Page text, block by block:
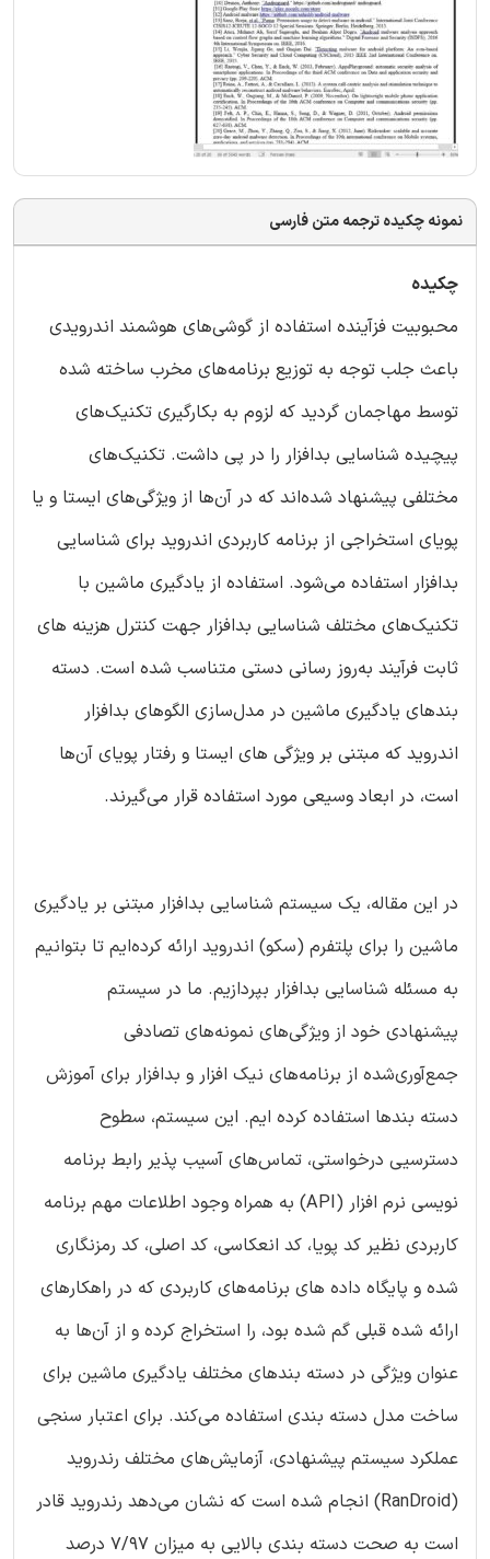
نمونه چکیده ترجمه متن فارسی
چکیده
محبوبیت فزآینده استفاده از گوشی‌های هوشمند اندرویدی
باعث جلب توجه به توزیع برنامه‌های مخرب ساخته شده
توسط مهاجمان گردید که لزوم به بکارگیری تکنیک‌های
پیچیده شناسایی بدافزار را در پی داشت. تکنیک‌های
مختلفی پیشنهاد شده‌اند که در آن‌ها از ویژگی‌های ایستا و یا
پویای استخراجی از برنامه کاربردی اندروید برای شناسایی
بدافزار استفاده می‌شود. استفاده از یادگیری ماشین با
تکنیک‌های مختلف شناسایی بدافزار جهت کنترل هزینه های
ثابت فرآیند به‌روز رسانی دستی متناسب شده ‌است. دسته
بند‌های یادگیری ماشین در مدل‌سازی الگوهای بدافزار
اندروید که مبتنی بر ویژگی های ایستا و رفتار پویای آن‌ها
است، در ابعاد وسیعی مورد استفاده قرار می‌گیرند.
در این مقاله، یک سیستم شناسایی بدافزار مبتنی بر یادگیری
ماشین را برای پلتفرم (سکو) اندروید ارائه کرده‌ایم تا بتوانیم
به مسئله شناسایی بدافزار بپردازیم. ما در سیستم
پیشنهادی خود از ویژگی‌های نمونه‌های تصادفی
جمع‌آوری‌شده از برنامه‌های نیک افزار و بدافزار برای آموزش
دسته بندها استفاده کرده ایم. این سیستم، سطوح
دسترسیی درخواستی، تماس‌های آسیب پذیر رابط برنامه
نویسی نرم افزار (API) به همراه وجود اطلاعات مهم برنامه
کاربردی نظیر کد پویا، کد انعکاسی، کد اصلی، کد رمزنگاری
شده و پایگاه داده های برنامه‌های کاربردی که در راهکارهای
ارائه شده قبلی گم شده ‌بود، را استخراج کرده و از آن‌ها به
عنوان ویژگی در دسته بند‌های مختلف یادگیری ماشین برای
ساخت مدل دسته بندی استفاده می‌کند. برای اعتبار سنجی
عملکرد سیستم پیشنهادی، آزمایش‌های مختلف رندروید
(RanDroid) انجام شده‌ است که نشان می‌دهد رندروید قادر
است به صحت دسته بندی بالایی به میزان 7/97 درصد